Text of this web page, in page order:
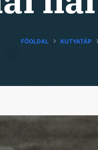
FŐOLDAL KUTYATÁP